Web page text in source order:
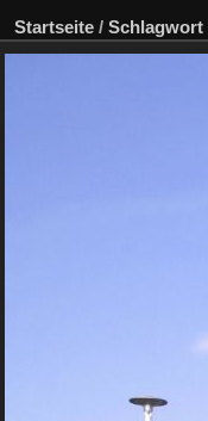
Startseite / Schlagwort